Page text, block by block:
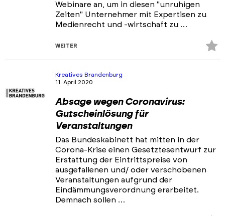
Webinare an, um in diesen "unruhigen
Zeiten" Unternehmer mit Expertisen zu
Medienrecht und -wirtschaft zu …
WEITER
Kreatives Brandenburg
11. April 2020
Absage wegen Coronavirus:
Gutscheinlösung für
Veranstaltungen
Das Bundeskabinett hat mitten in der
Corona-Krise einen Gesetztesentwurf zur
Erstattung der Eintrittspreise von
ausgefallenen und/ oder verschobenen
Veranstaltungen aufgrund der
Eindämmungsverordnung erarbeitet.
Demnach sollen …